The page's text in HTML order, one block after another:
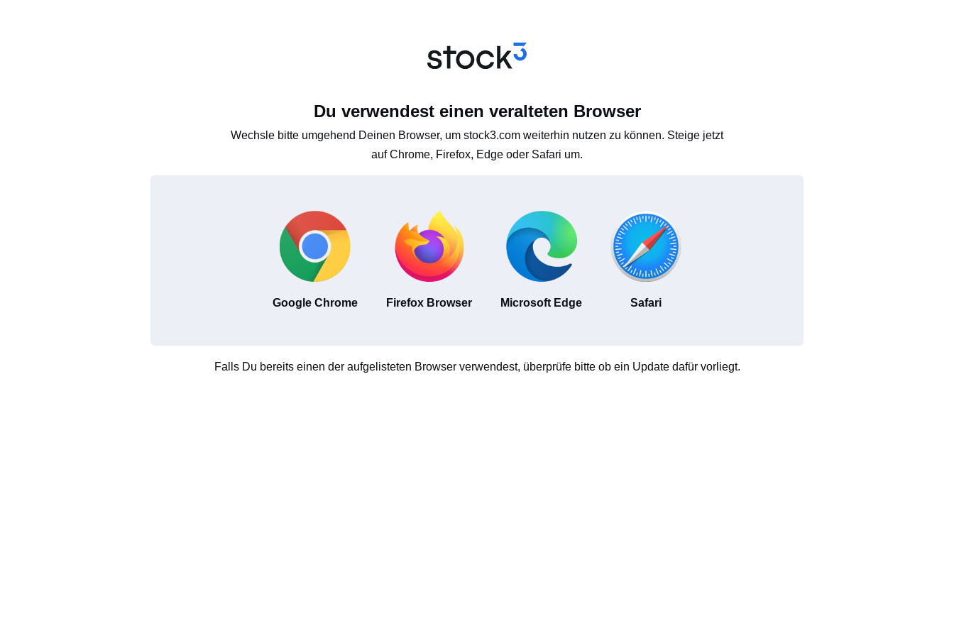
Du verwendest einen veralteten Browser
Wechsle bitte umgehend Deinen Browser, um stock3.com weiterhin nutzen zu können. Steige jetzt
auf Chrome, Firefox, Edge oder Safari um.
Google Chrome Firefox Browser Microsoft Edge Safari
Falls Du bereits einen der aufgelisteten Browser verwendest, überprüfe bitte ob ein Update dafür vorliegt.